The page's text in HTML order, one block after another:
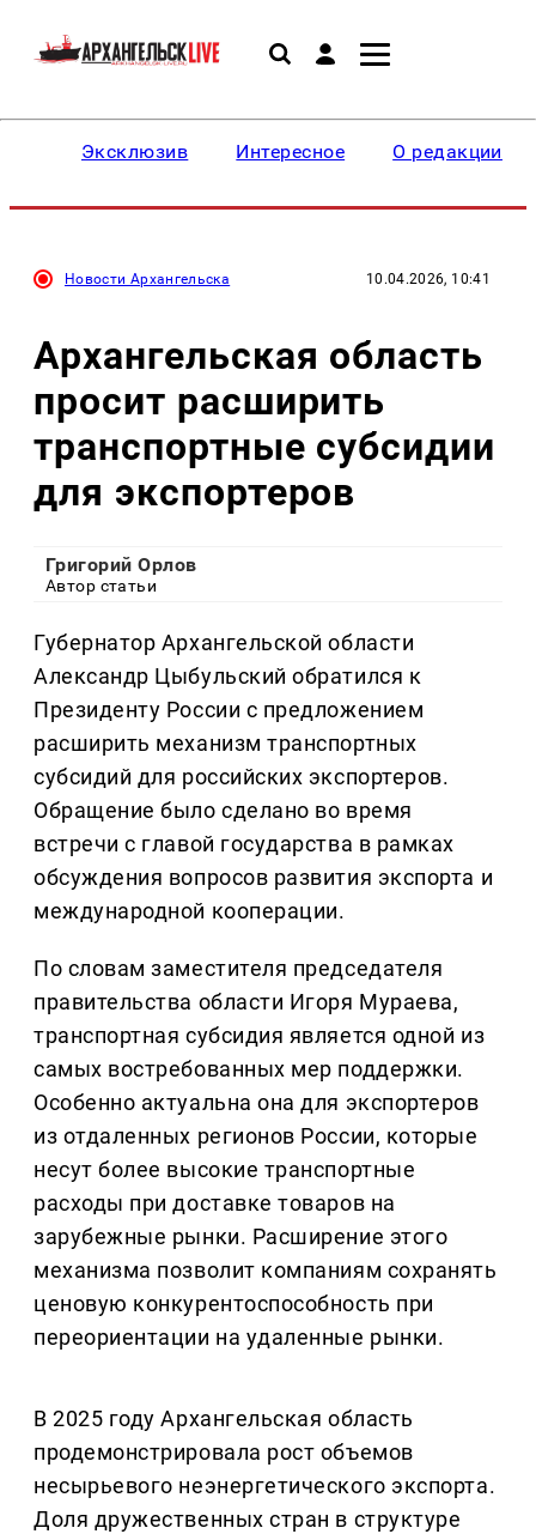
Эксклюзив Интересное О редакции
Новости Архангельска 10.04.2026, 10:41
Архангельская область
просит расширить
транспортные субсидии
для экспортеров
Григорий Орлов
Автор статьи
Губернатор Архангельской области
Александр Цыбульский обратился к
Президенту России с предложением
расширить механизм транспортных
субсидий для российских экспортеров.
Обращение было сделано во время
встречи с главой государства в рамках
обсуждения вопросов развития экспорта и
международной кооперации.
По словам заместителя председателя
правительства области Игоря Мураева,
транспортная субсидия является одной из
самых востребованных мер поддержки.
Особенно актуальна она для экспортеров
из отдаленных регионов России, которые
несут более высокие транспортные
расходы при доставке товаров на
зарубежные рынки. Расширение этого
механизма позволит компаниям сохранять
ценовую конкурентоспособность при
переориентации на удаленные рынки.
В 2025 году Архангельская область
продемонстрировала рост объемов
несырьевого неэнергетического экспорта.
Доля дружественных стран в структуре